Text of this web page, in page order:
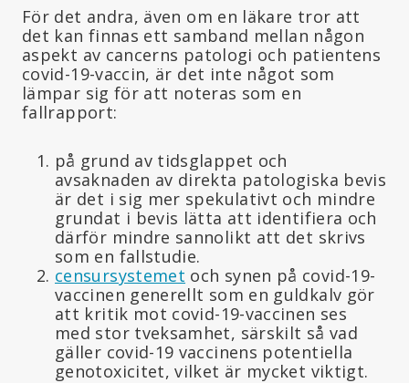
För det andra, även om en läkare tror att
det kan finnas ett samband mellan någon
aspekt av cancerns patologi och patientens
covid-19-vaccin, är det inte något som
lämpar sig för att noteras som en
fallrapport:
på grund av tidsglappet och
avsaknaden av direkta patologiska bevis
är det i sig mer spekulativt och mindre
grundat i bevis lätta att identifiera och
därför mindre sannolikt att det skrivs
som en fallstudie.
censursystemet och synen på covid-19-
vaccinen generellt som en guldkalv gör
att kritik mot covid-19-vaccinen ses
med stor tveksamhet, särskilt så vad
gäller covid-19 vaccinens potentiella
genotoxicitet, vilket är mycket viktigt.